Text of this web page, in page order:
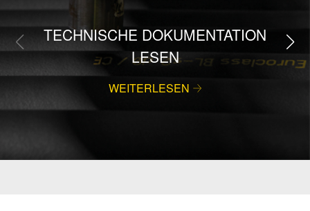
TECHNISCHE DOKUMENTATION
LESEN
WEITERLESEN